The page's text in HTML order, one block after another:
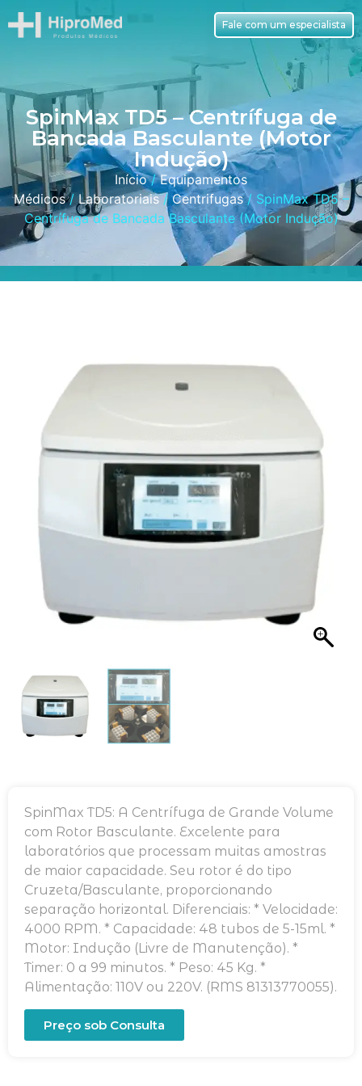
Fale com um especialista
SpinMax TD5 – Centrífuga de
Bancada Basculante (Motor
Indução)
Início/Equipamentos
Médicos/Laboratoriais/Centrifugas/ SpinMax TD5 –
Centrífuga de Bancada Basculante (Motor Indução)
SpinMax TD5: A Centrífuga de Grande Volume
com Rotor Basculante. Excelente para
laboratórios que processam muitas amostras
de maior capacidade. Seu rotor é do tipo
Cruzeta/Basculante, proporcionando
separação horizontal. Diferenciais: * Velocidade:
4000 RPM. * Capacidade: 48 tubos de 5-15ml. *
Motor: Indução (Livre de Manutenção). *
Timer: 0 a 99 minutos. * Peso: 45 Kg. *
Alimentação: 110V ou 220V. (RMS 81313770055).
Preço sob Consulta